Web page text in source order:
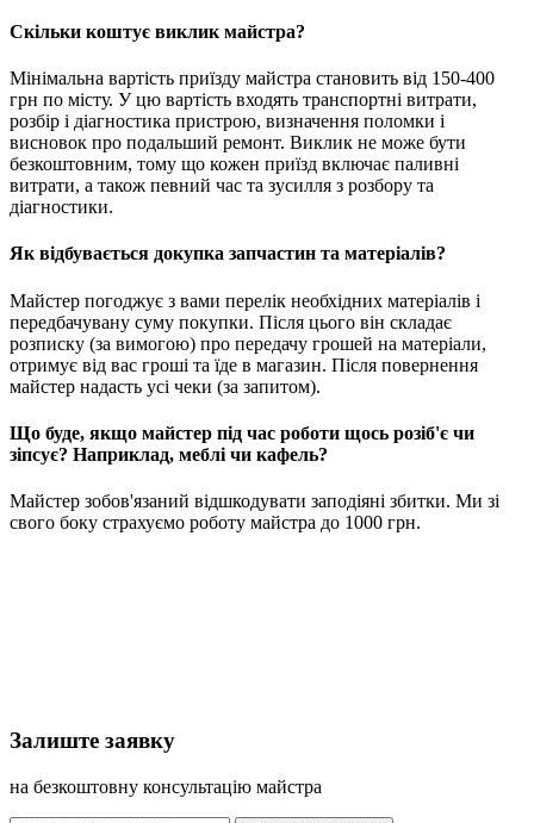
Скільки коштує виклик майстра?
Мінімальна вартість приїзду майстра становить від 150-400
грн по місту. У цю вартість входять транспортні витрати,
розбір і діагностика пристрою, визначення поломки і
висновок про подальший ремонт. Виклик не може бути
безкоштовним, тому що кожен приїзд включає паливні
витрати, а також певний час та зусилля з розбору та
діагностики.
Як відбувається докупка запчастин та матеріалів?
Майстер погоджує з вами перелік необхідних матеріалів і
передбачувану суму покупки. Після цього він складає
розписку (за вимогою) про передачу грошей на матеріали,
отримує від вас гроші та їде в магазин. Після повернення
майстер надасть усі чеки (за запитом).
Що буде, якщо майстер під час роботи щось розіб'є чи
зіпсує? Наприклад, меблі чи кафель?
Майстер зобов'язаний відшкодувати заподіяні збитки. Ми зі
свого боку страхуємо роботу майстра до 1000 грн.
Залиште заявку
на безкоштовну консультацію майстра